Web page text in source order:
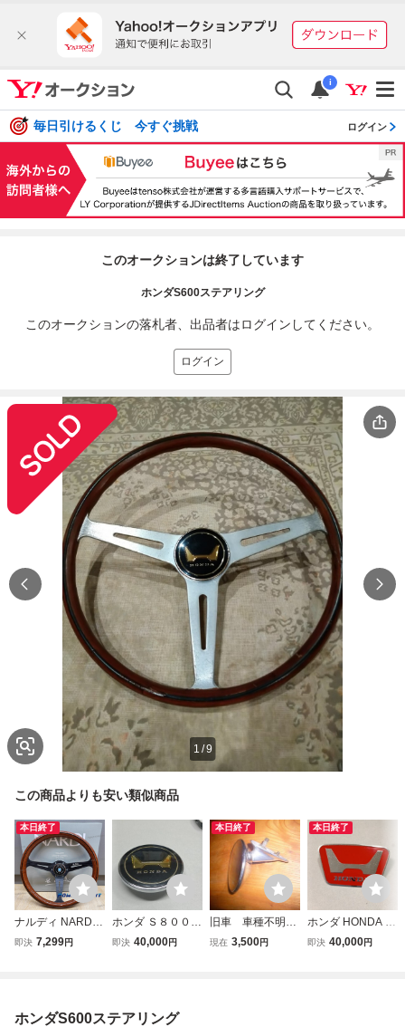
i
毎日引けるくじ 今すぐ挑戦 ログイン
このオークションは終了しています
ホンダS600ステアリング
このオークションの落札者、出品者はログインしてください。
ログイン
1 /9
この商品よりも安い類似商品
本日終了
ナルディ NARDI
ステアリングホ
1
即決 7,299円
ホンダ Ｓ８００/
Ｓ６００ 純正ステ
即決 40,000円
本日終了
旧車 車種不明
ホンダS600・S80
現在 3,500円
本日終了
ホンダ HONDA S
600 ボンネット エ
即決 40,000円
ホンダS600ステアリング